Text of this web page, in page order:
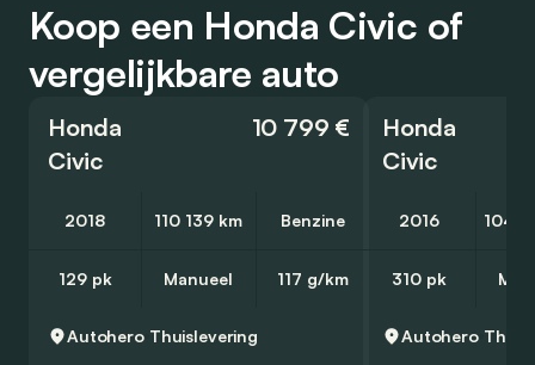
Koop een Honda Civic of
vergelijkbare auto
Honda
Civic
10 799 €
2018 110 139 km Benzine
129 pk Manueel 117 g/km
Autohero Thuislevering
Honda
Civic
2016 104
310 pk
Autohero